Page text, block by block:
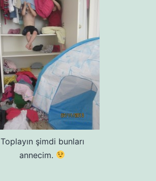
Toplayın şimdi bunları
annecim.